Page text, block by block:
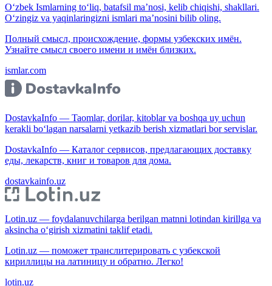
O‘zbek Ismlarning to‘liq, batafsil ma’nosi, kelib chiqishi, shakllari.
O‘zingiz va yaqinlaringizni ismlari ma’nosini bilib oling.
Полный смысл, происхождение, формы узбекских имён.
Узнайте смысл своего имени и имён близких.
ismlar.com
DostavkaInfo — Taomlar, dorilar, kitoblar va boshqa uy uchun
kerakli bo‘lagan narsalarni yetkazib berish xizmatlari bor servislar.
DostavkaInfo — Каталог сервисов, предлагающих доставку
еды, лекарств, книг и товаров для дома.
dostavkainfo.uz
Lotin.uz — foydalanuvchilarga berilgan matnni lotindan kirillga va
aksincha o‘girish xizmatini taklif etadi.
Lotin.uz — поможет транслитерировать с узбекской
кириллицы на латиницу и обратно. Легко!
lotin.uz